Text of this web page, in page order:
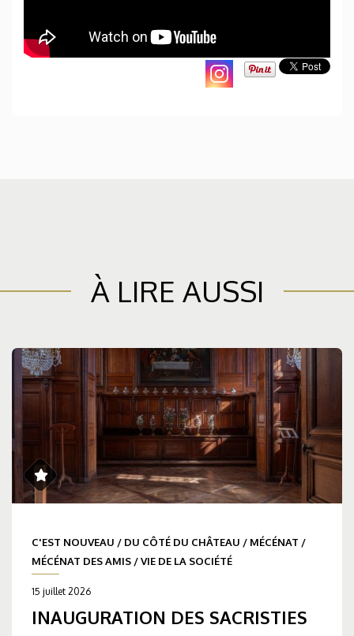
À LIRE AUSSI
C'EST NOUVEAU / DU CÔTÉ DU CHÂTEAU / MÉCÉNAT /
MÉCÉNAT DES AMIS /VIE DE LA SOCIÉTÉ
15 juillet 2026
INAUGURATION DES SACRISTIES